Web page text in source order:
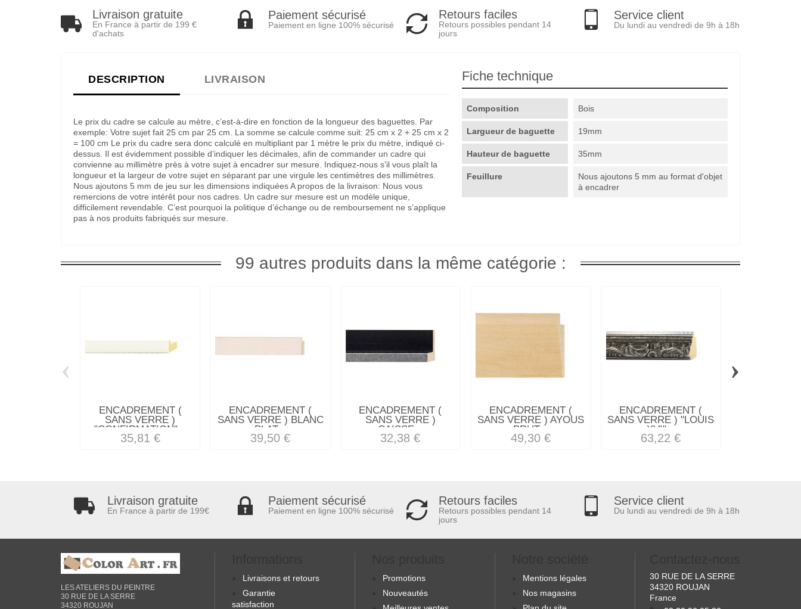
Livraison gratuite
En France à partir de 199 €
d'achats
Paiement sécurisé
Paiement en ligne 100% sécurisé
Retours faciles
Retours possibles pendant 14
jours
Service client
Du lundi au vendredi de 9h à 18h
DESCRIPTION LIVRAISON
Le prix du cadre se calcule au mètre, c’est-à-dire en fonction de la longueur des baguettes. Par
exemple: Votre sujet fait 25 cm par 25 cm. La somme se calcule comme suit: 25 cm x 2 + 25 cm x 2
= 100 cm Le prix du cadre sera donc calculé en multipliant par 1 mètre le prix du mètre, indiqué ci-
dessus. Il est évidemment possible d’indiquer les décimales, afin de commander un cadre qui
convienne au millimètre près à votre sujet à encadrer sur mesure. Indiquez-nous s’il vous plaît la
longueur et la largeur de votre sujet en séparant par une virgule les centimètres des millimètres.
Nous ajoutons 5 mm de jeu sur les dimensions indiquées A propos de la livraison: Nous vous
remercions de votre intérêt pour nos cadres. Un cadre sur mesure est un modèle unique,
difficilement revendable. C’est pourquoi la politique d’échange ou de remboursement ne s’applique
pas à nos produits fabriqués sur mesure.
Fiche technique
Composition Bois
Largueur de baguette 19mm
Hauteur de baguette 35mm
Feuillure
Nous ajoutons 5 mm au format d'objet
à encadrer
99 autres produits dans la même catégorie :
ENCADREMENT (
SANS VERRE )
"CONFIRMATION"...
35,81 €
ENCADREMENT (
SANS VERRE ) BLANC
PLAT...
39,50 €
ENCADREMENT (
SANS VERRE )
CAISSE...
32,38 €
ENCADREMENT (
SANS VERRE ) AYOUS
BRUT...
49,30 €
ENCADREMENT (
SANS VERRE ) "LOUIS
XVI"...
63,22 €
‹ ›
Livraison gratuite
En France à partir de 199€
Paiement sécurisé
Paiement en ligne 100% sécurisé
Retours faciles
Retours possibles pendant 14
jours
Service client
Du lundi au vendredi de 9h à 18h
LES ATELIERS DU PEINTRE
30 RUE DE LA SERRE
34320 ROUJAN
Livraisons et retours
Garantie
satisfaction
Promotions
Nouveautés
Mentions légales
Nos magasins
30 RUE DE LA SERRE
34320 ROUJAN
France